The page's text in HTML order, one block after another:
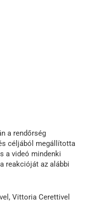
a rendőrség
céljából megállította
a videó mindenki
reakcióját az alábbi
Vittoria Cerettivel